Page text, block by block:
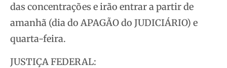
das concentrações e irão entrar a partir de
amanhã (dia do APAGÃO do JUDICIÁRIO) e
quarta-feira.
JUSTIÇA FEDERAL: